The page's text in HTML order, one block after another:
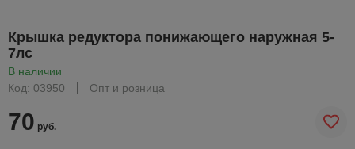
Крышка редуктора понижающего наружная 5-
7лс
В наличии
Код: 03950
Опт и розница
70 руб.